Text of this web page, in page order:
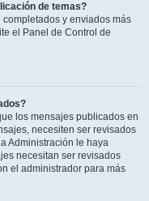
de temas?
y enviados más
el Panel de Control de
los mensajes publicados en
necesiten ser revisados
Administración le haya
necesitan ser revisados
el administrador para más